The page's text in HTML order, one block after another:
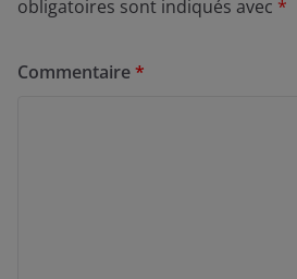
obligatoires sont indiqués avec *
Commentaire*